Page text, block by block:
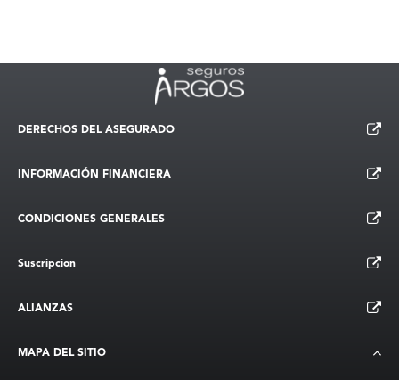
DERECHOS DEL ASEGURADO
INFORMACIÓN FINANCIERA
CONDICIONES GENERALES
Suscripcion
ALIANZAS
MAPA DEL SITIO